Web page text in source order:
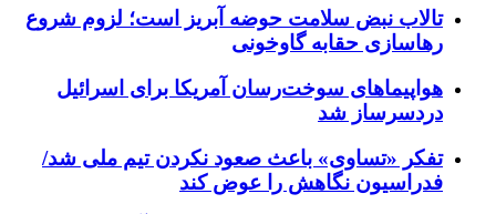
تالاب نبض سلامت حوضه آبریز است؛ لزوم شروع
رهاسازی حقابه گاوخونی
هواپیماهای سوخت‌رسان آمریکا برای اسرائیل
دردسرساز شد
تفکر «تساوی» باعث صعود نکردن تیم ملی شد/
فدراسیون نگاهش را عوض کند